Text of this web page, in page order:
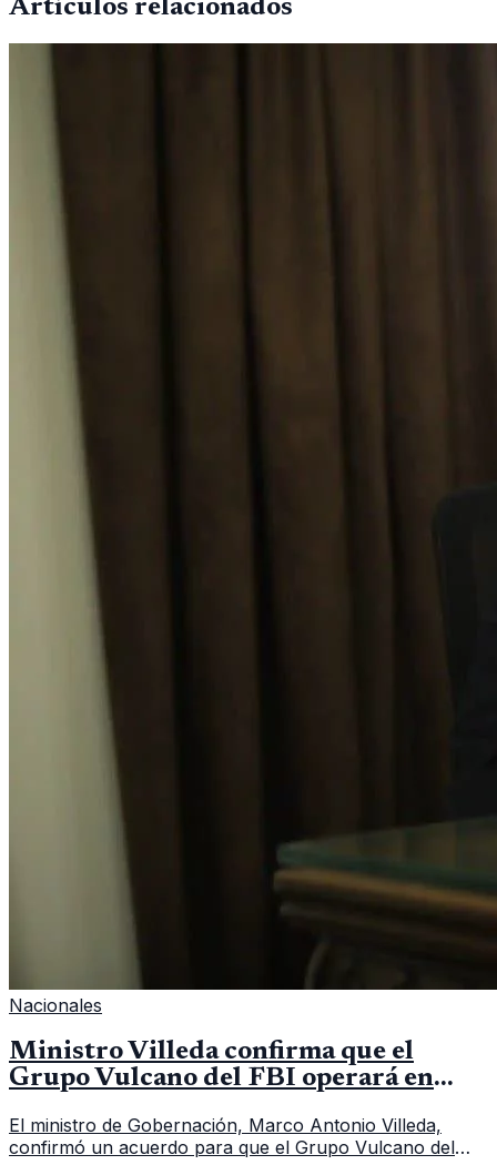
Artículos relacionados
Nacionales
Ministro Villeda confirma que el
Grupo Vulcano del FBI operará en
El ministro de Gobernación, Marco Antonio Villeda,
confirmó un acuerdo para que el Grupo Vulcano del